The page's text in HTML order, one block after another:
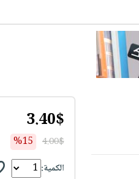
3.40$
4.00$
%15
الكمية: